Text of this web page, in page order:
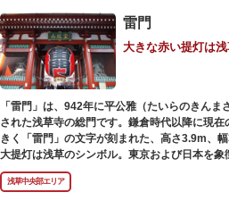
清水観音堂の舞台前に復元された「月の松」
江戸百景」にも描かれていることで有名。丸
下ろす風流な景観は、絶好のフォトスポットと
東叡山（とうえいざん）という山号は、東の「
り、比叡山や京都の有名寺院になぞらえて上野
れました。本尊は薬師瑠璃光如来（やくしる
最澄が自ら彫ったと伝えられる秘仏です。徳
兼ね、御霊廟には6名の将軍が埋葬されていま
雷門
大きな赤い提灯は
「雷門」は、942年に平公雅（たいらのきんま
された浅草寺の総門です。鎌倉時代以降に現
きく「雷門」の文字が刻まれた、高さ3.9m、
大提灯は浅草のシンボル。東京および日本を
フォトスポットとしても国内外の観光客を魅了
提灯の底部に施された見事な龍の彫刻や、門の
置されている浅草寺の護法善神「天龍像」と
浅草中央部エリア